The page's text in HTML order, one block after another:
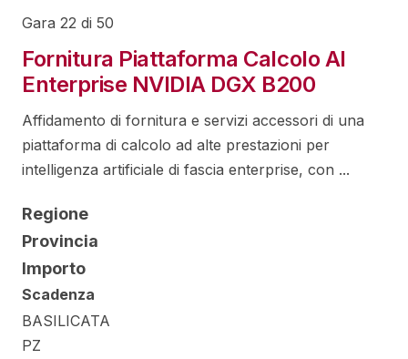
Gara 22 di 50
Fornitura Piattaforma Calcolo AI
Enterprise NVIDIA DGX B200
Affidamento di fornitura e servizi accessori di una
piattaforma di calcolo ad alte prestazioni per
intelligenza artificiale di fascia enterprise, con ...
Regione
Provincia
Importo
Scadenza
BASILICATA
PZ